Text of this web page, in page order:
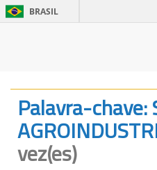
BRASIL
Palavra-chave:
vez(es)